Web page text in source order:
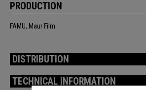
PRODUCTION
FAMU, Maur Film
DISTRIBUTION
TECHNICAL INFORMATION